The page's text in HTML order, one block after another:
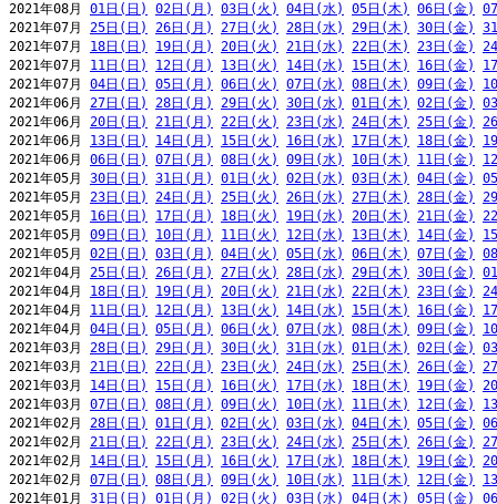
2021年08月 01日(日) 02日(月) 03日(火) 04日(水) 05日(木) 06日(金)
2021年07月 25日(日) 26日(月) 27日(火) 28日(水) 29日(木) 30日(金)
2021年07月 18日(日) 19日(月) 20日(火) 21日(水) 22日(木) 23日(金)
2021年07月 11日(日) 12日(月) 13日(火) 14日(水) 15日(木) 16日(金)
2021年07月 04日(日) 05日(月) 06日(火) 07日(水) 08日(木) 09日(金)
2021年06月 27日(日) 28日(月) 29日(火) 30日(水) 01日(木) 02日(金)
2021年06月 20日(日) 21日(月) 22日(火) 23日(水) 24日(木) 25日(金)
2021年06月 13日(日) 14日(月) 15日(火) 16日(水) 17日(木) 18日(金)
2021年06月 06日(日) 07日(月) 08日(火) 09日(水) 10日(木) 11日(金)
2021年05月 30日(日) 31日(月) 01日(火) 02日(水) 03日(木) 04日(金)
2021年05月 23日(日) 24日(月) 25日(火) 26日(水) 27日(木) 28日(金)
2021年05月 16日(日) 17日(月) 18日(火) 19日(水) 20日(木) 21日(金)
2021年05月 09日(日) 10日(月) 11日(火) 12日(水) 13日(木) 14日(金)
2021年05月 02日(日) 03日(月) 04日(火) 05日(水) 06日(木) 07日(金)
2021年04月 25日(日) 26日(月) 27日(火) 28日(水) 29日(木) 30日(金)
2021年04月 18日(日) 19日(月) 20日(火) 21日(水) 22日(木) 23日(金)
2021年04月 11日(日) 12日(月) 13日(火) 14日(水) 15日(木) 16日(金)
2021年04月 04日(日) 05日(月) 06日(火) 07日(水) 08日(木) 09日(金)
2021年03月 28日(日) 29日(月) 30日(火) 31日(水) 01日(木) 02日(金)
2021年03月 21日(日) 22日(月) 23日(火) 24日(水) 25日(木) 26日(金)
2021年03月 14日(日) 15日(月) 16日(火) 17日(水) 18日(木) 19日(金)
2021年03月 07日(日) 08日(月) 09日(火) 10日(水) 11日(木) 12日(金)
2021年02月 28日(日) 01日(月) 02日(火) 03日(水) 04日(木) 05日(金)
2021年02月 21日(日) 22日(月) 23日(火) 24日(水) 25日(木) 26日(金)
2021年02月 14日(日) 15日(月) 16日(火) 17日(水) 18日(木) 19日(金)
2021年02月 07日(日) 08日(月) 09日(火) 10日(水) 11日(木) 12日(金)
2021年01月 31日(日) 01日(月) 02日(火) 03日(水) 04日(木) 05日(金)